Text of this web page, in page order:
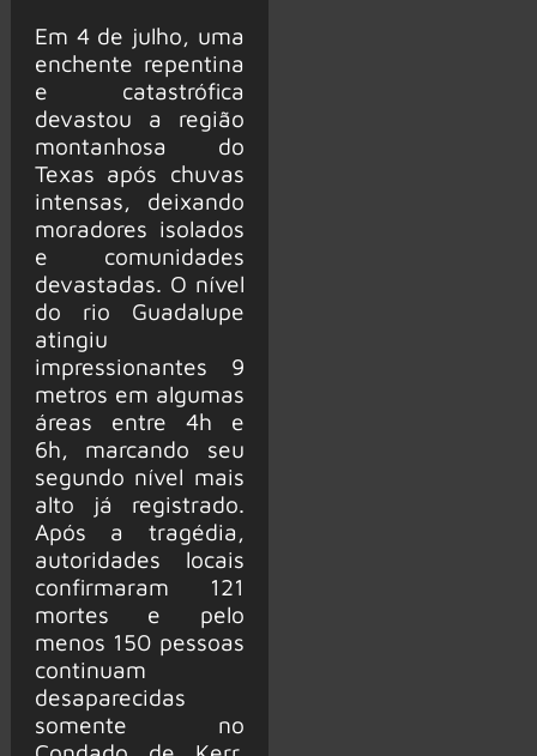
Em 4 de julho, uma
enchente repentina
e catastrófica
devastou a região
montanhosa do
Texas após chuvas
intensas, deixando
moradores isolados
e comunidades
devastadas. O nível
do rio Guadalupe
atingiu
impressionantes 9
metros em algumas
áreas entre 4h e
6h, marcando seu
segundo nível mais
alto já registrado.
Após a tragédia,
autoridades locais
confirmaram 121
mortes e pelo
menos 150 pessoas
continuam
desaparecidas
somente no